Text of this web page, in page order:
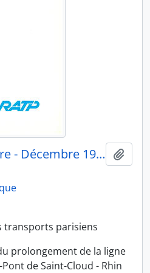
Octobre - Novembre - Décembre 1981
transports parisiens
prolongement de la ligne
de Saint-Cloud - Rhin